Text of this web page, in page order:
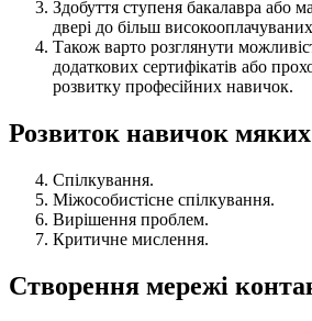
Здобуття ступеня бакалавра або
двері до більш
Також варто розглянути
додаткових сертифікатів або
розвитку професійних навичок.
Розвиток навичок
Спілкування.
Міжособистісне спілкування.
Вирішення проблем.
Критичне мислення.
Створення мережі